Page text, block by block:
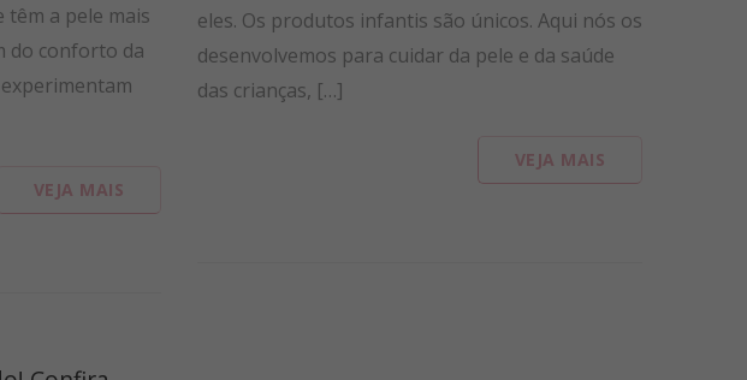
têm a pele mais
do conforto da
VEJA MAIS
eles. Os produtos infantis são únicos. Aqui nós os
desenvolvemos para cuidar da pele e da saúde
das crianças, […]
VEJA MAIS